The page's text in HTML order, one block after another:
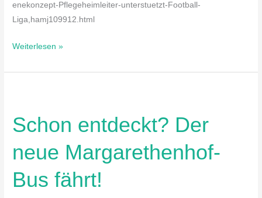
enekonzept-Pflegeheimleiter-unterstuetzt-Football-
Liga,hamj109912.html
Weiterlesen »
Schon entdeckt? Der
neue Margarethenhof-
Bus fährt!
Der
neue
Margarethenhof-
fährt!